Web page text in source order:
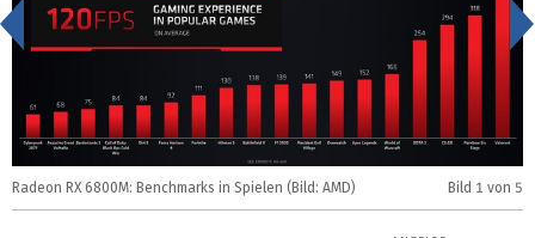
Radeon RX 6800M: Benchmarks in Spielen (Bild: AMD) Bild 1 von 5
<